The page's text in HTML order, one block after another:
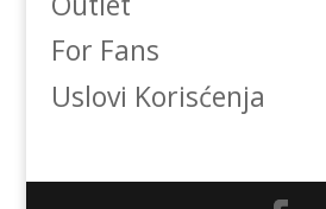
For Fans
Uslovi Korisćenja